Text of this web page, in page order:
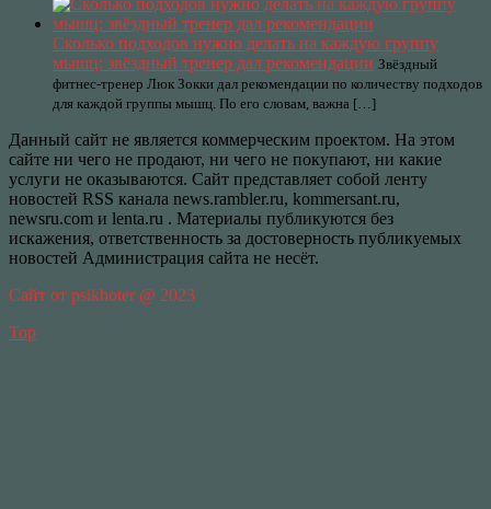
Сколько подходов нужно делать на каждую группу
мышц: звёздный тренер дал рекомендации Звёздный
фитнес-тренер Люк Зокки дал рекомендации по количеству подходов
для каждой группы мышц. По его словам, важна […]
Данный сайт не является коммерческим проектом. На этом
сайте ни чего не продают, ни чего не покупают, ни какие
услуги не оказываются. Сайт представляет собой ленту
новостей RSS канала news.rambler.ru, kommersant.ru,
newsru.com и lenta.ru . Материалы публикуются без
искажения, ответственность за достоверность публикуемых
новостей Администрация сайта не несёт.
Сайт от psikhoter @ 2023
Top